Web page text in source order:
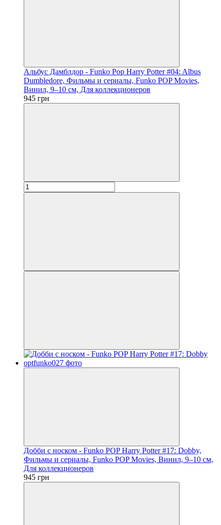
Альбус Дамблдор - Funko Pop Harry Potter #04: Albus
Dumbledore, Фильмы и сериалы, Funko POP Movies,
Винил, 9–10 см, Для коллекционеров
945 грн
Добби с носком - Funko POP Harry Potter #17: Dobby,
Фильмы и сериалы, Funko POP Movies, Винил, 9–10 см,
Для коллекционеров
945 грн